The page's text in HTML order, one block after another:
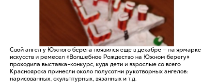
Свой ангел у Южного берега появился еще в декабре — на ярмарке
искусств и ремесел «Волшебное Рождество на Южном берегу»
проходила выставка-конкурс, куда дети и взрослые со всего
Красноярска принесли около полусотни рукотворных ангелов:
нарисованных, скульптурных, вязанных и т.д.